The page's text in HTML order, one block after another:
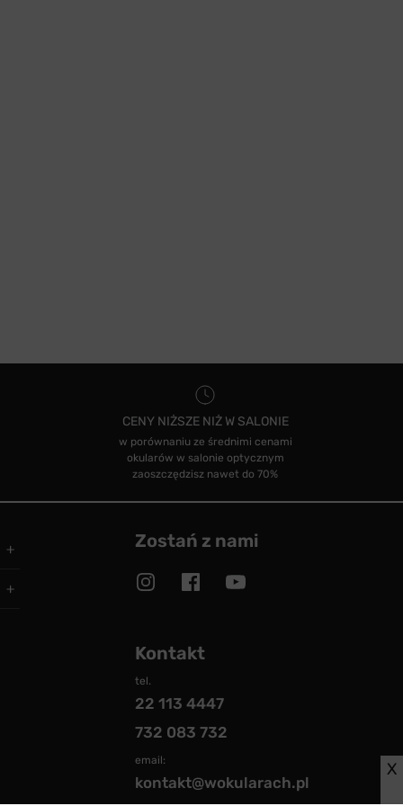
CENY NIŻSZE NIŻ W SALONIE
w porównaniu ze średnimi cenami
okularów w salonie optycznym
zaoszczędzisz nawet do 70%
Zostań z nami
Kontakt
tel.
22 113 4447
732 083 732
email:
kontakt@wokularach.pl
X